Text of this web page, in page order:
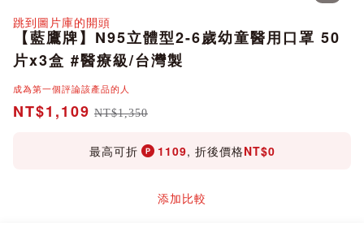
跳到圖片庫的開頭
【藍鷹牌】N95立體型2-6歲幼童醫用口罩 50
片x3盒 #醫療級/台灣製
成為第一個評論該產品的人
NT$1,109 NT$1,350
最高可折 1109, 折後價格NT$0
添加比較